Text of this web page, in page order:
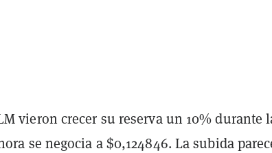
vieron crecer su reserva un 10% durante
se negocia a $0,124846. La subida